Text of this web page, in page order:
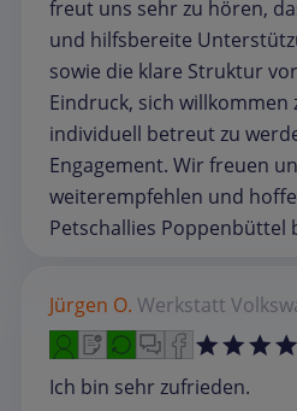
freut uns sehr zu hören,
und hilfsbereite
sowie die klare Struktur
Eindruck, sich willkommen
individuell betreut zu
Engagement. Wir freuen
weiterempfehlen und
Petschallies Poppenbüttel
Jürgen O. Werkstatt
Ich bin sehr zufrieden.